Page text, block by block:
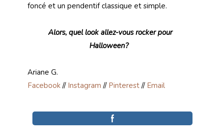
foncé et un pendentif classique et simple.
Alors, quel look allez-vous rocker pour
Halloween?
Ariane G.
Facebook // Instagram // Pinterest // Email